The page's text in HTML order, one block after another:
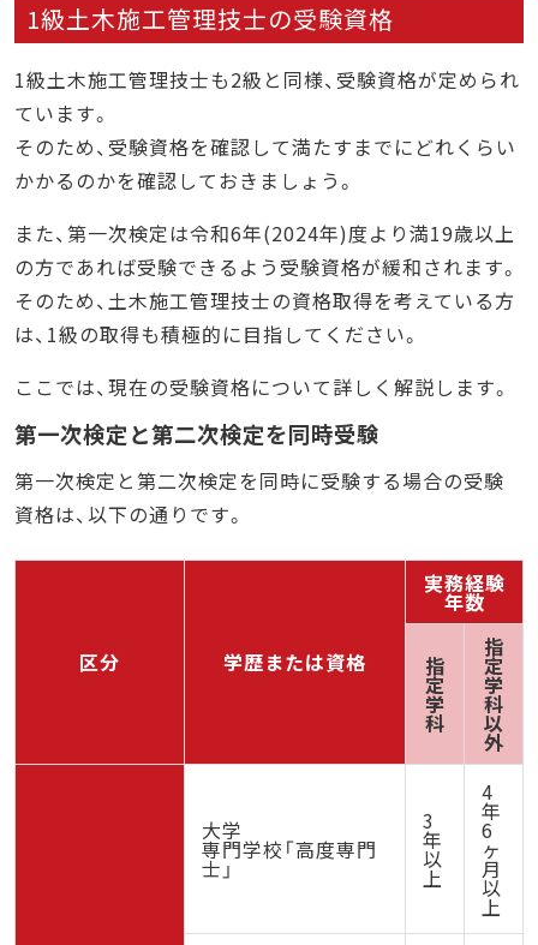
1級土木施工管理技士の受験資格
1級土木施工管理技士も2級と同様、受験資格が定められ
ています。
そのため、受験資格を確認して満たすまでにどれくらい
かかるのかを確認しておきましょう。
また、第一次検定は令和6年(2024年)度より満19歳以上
の方であれば受験できるよう受験資格が緩和されます。
そのため、土木施工管理技士の資格取得を考えている方
は、1級の取得も積極的に目指してください。
ここでは、現在の受験資格について詳しく解説します。
第一次検定と第二次検定を同時受験
第一次検定と第二次検定を同時に受験する場合の受験
資格は、以下の通りです。
区分 学歴または資格
実務経験
年数
指
定
学
科
指
定
学
科
以
外
大学
専門学校「高度専門
士」
3
年
以
上
4
年
6
ヶ
月
以
上